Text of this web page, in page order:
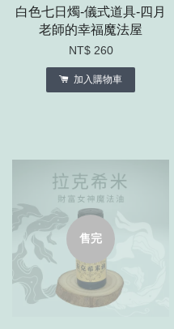
白色七日燭-儀式道具-四月
老師的幸福魔法屋
NT$ 260
加入購物車
售完